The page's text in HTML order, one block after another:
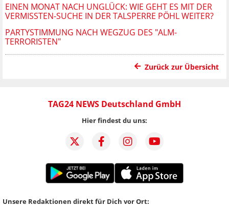
EINEN MONAT NACH UNGLÜCK: WIE GEHT ES MIT DER
VERMISSTEN-SUCHE IN DER TALSPERRE PÖHL WEITER?
PARTYSTIMMUNG NACH WEGZUG DES "ALM-
TERRORISTEN"
Zurück zur Übersicht
TAG24 NEWS Deutschland GmbH
Hier findest du uns:
Unsere Redaktionen direkt für Dich vor Ort: